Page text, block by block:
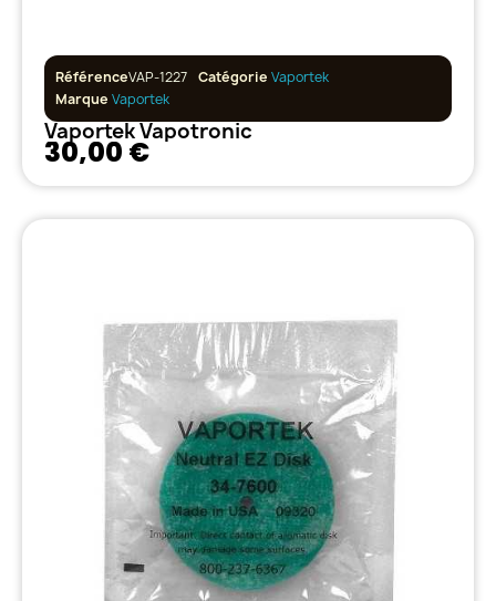
RéférenceVAP-1227 Catégorie Vaportek
Marque Vaportek
Vaportek Vapotronic
30,00 €